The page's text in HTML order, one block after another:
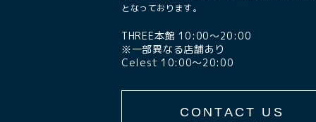
となっております。
THREE本館 10:00〜20:00
※一部異なる店舗あり
Celest 10:00〜20:00
CONTACT US